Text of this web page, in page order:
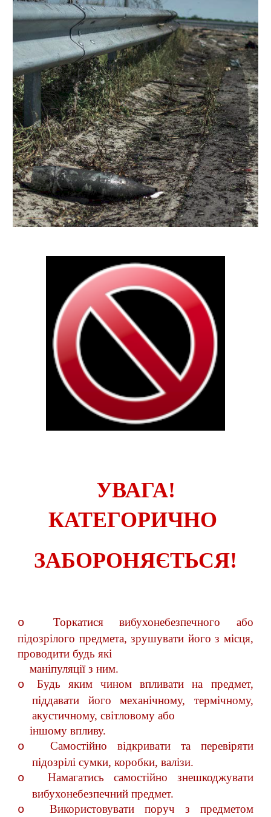
УВАГА!
КАТЕГОРИЧНО
ЗАБОРОНЯЄТЬСЯ!
o
Торкатися вибухонебезпечного або
підозрілого предмета, зрушувати його з місця,
проводити будь які
маніпуляції з ним.
o
Будь яким чином впливати на предмет,
піддавати його механічному, термічному,
акустичному, світловому або
іншому впливу.
o
Самостійно відкривати та перевіряти
підозрілі сумки, коробки, валізи.
o
Намагатись самостійно знешкоджувати
вибухонебезпечний предмет.
o
Використовувати поруч з предметом